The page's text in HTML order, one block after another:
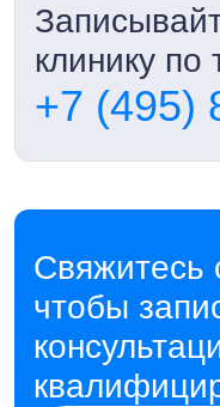
клинику
+7 (495)
Свяжитесь
чтобы